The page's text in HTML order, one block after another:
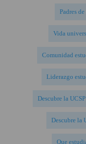
Padres
Vida
Comunidad
Liderazgo
Descubre la
Descubre la
Que